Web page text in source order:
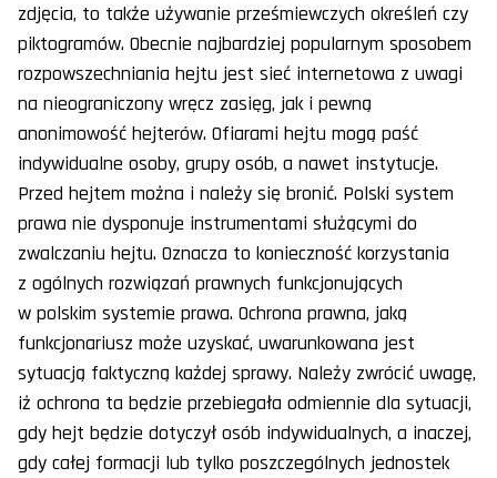
zdjęcia, to także używanie prześmiewczych określeń czy
piktogramów. Obecnie najbardziej popularnym sposobem
rozpowszechniania hejtu jest sieć internetowa z uwagi
na nieograniczony wręcz zasięg, jak i pewną
anonimowość hejterów. Ofiarami hejtu mogą paść
indywidualne osoby, grupy osób, a nawet instytucje.
Przed hejtem można i należy się bronić. Polski system
prawa nie dysponuje instrumentami służącymi do
zwalczaniu hejtu. Oznacza to konieczność korzystania
z ogólnych rozwiązań prawnych funkcjonujących
w polskim systemie prawa. Ochrona prawna, jaką
funkcjonariusz może uzyskać, uwarunkowana jest
sytuacją faktyczną każdej sprawy. Należy zwrócić uwagę,
iż ochrona ta będzie przebiegała odmiennie dla sytuacji,
gdy hejt będzie dotyczył osób indywidualnych, a inaczej,
gdy całej formacji lub tylko poszczególnych jednostek